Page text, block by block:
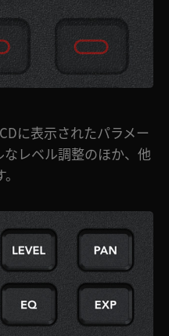
に表示されたパラメー
レベル調整のほか、他